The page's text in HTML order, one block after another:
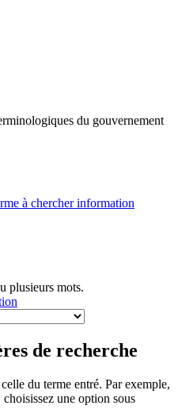
du gouvernement
à chercher information
plusieurs mots.
de recherche
du terme entré. Par exemple,
une option sous